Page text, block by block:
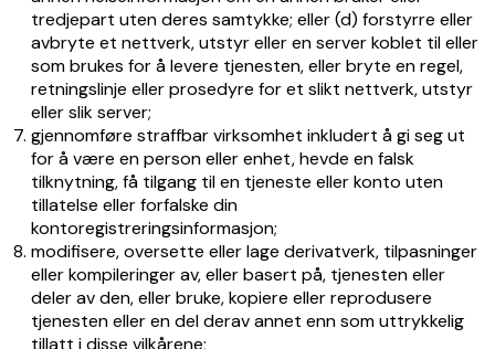
tredjepart uten deres samtykke; eller (d) forstyrre eller
avbryte et nettverk, utstyr eller en server koblet til eller
som brukes for å levere tjenesten, eller bryte en regel,
retningslinje eller prosedyre for et slikt nettverk, utstyr
eller slik server;
gjennomføre straffbar virksomhet inkludert å gi seg ut
for å være en person eller enhet, hevde en falsk
tilknytning, få tilgang til en tjeneste eller konto uten
tillatelse eller forfalske din
kontoregistreringsinformasjon;
modifisere, oversette eller lage derivatverk, tilpasninger
eller kompileringer av, eller basert på, tjenesten eller
deler av den, eller bruke, kopiere eller reprodusere
tjenesten eller en del derav annet enn som uttrykkelig
tillatt i disse vilkårene;